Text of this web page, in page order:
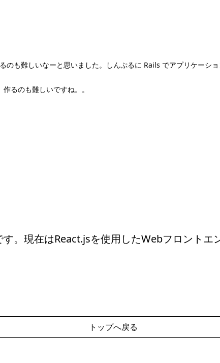
のも難しいなーと思いました。しんぷるに Rails でアプリケーシ
るのも難しいですね。。
。現在はReact.jsを使用したWebフロント
トップへ戻る